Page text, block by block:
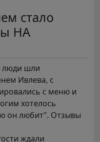
стало
НА
люди шли
Ивлева, с
с меню и
хотелось
он любит". Отзывы
ждали